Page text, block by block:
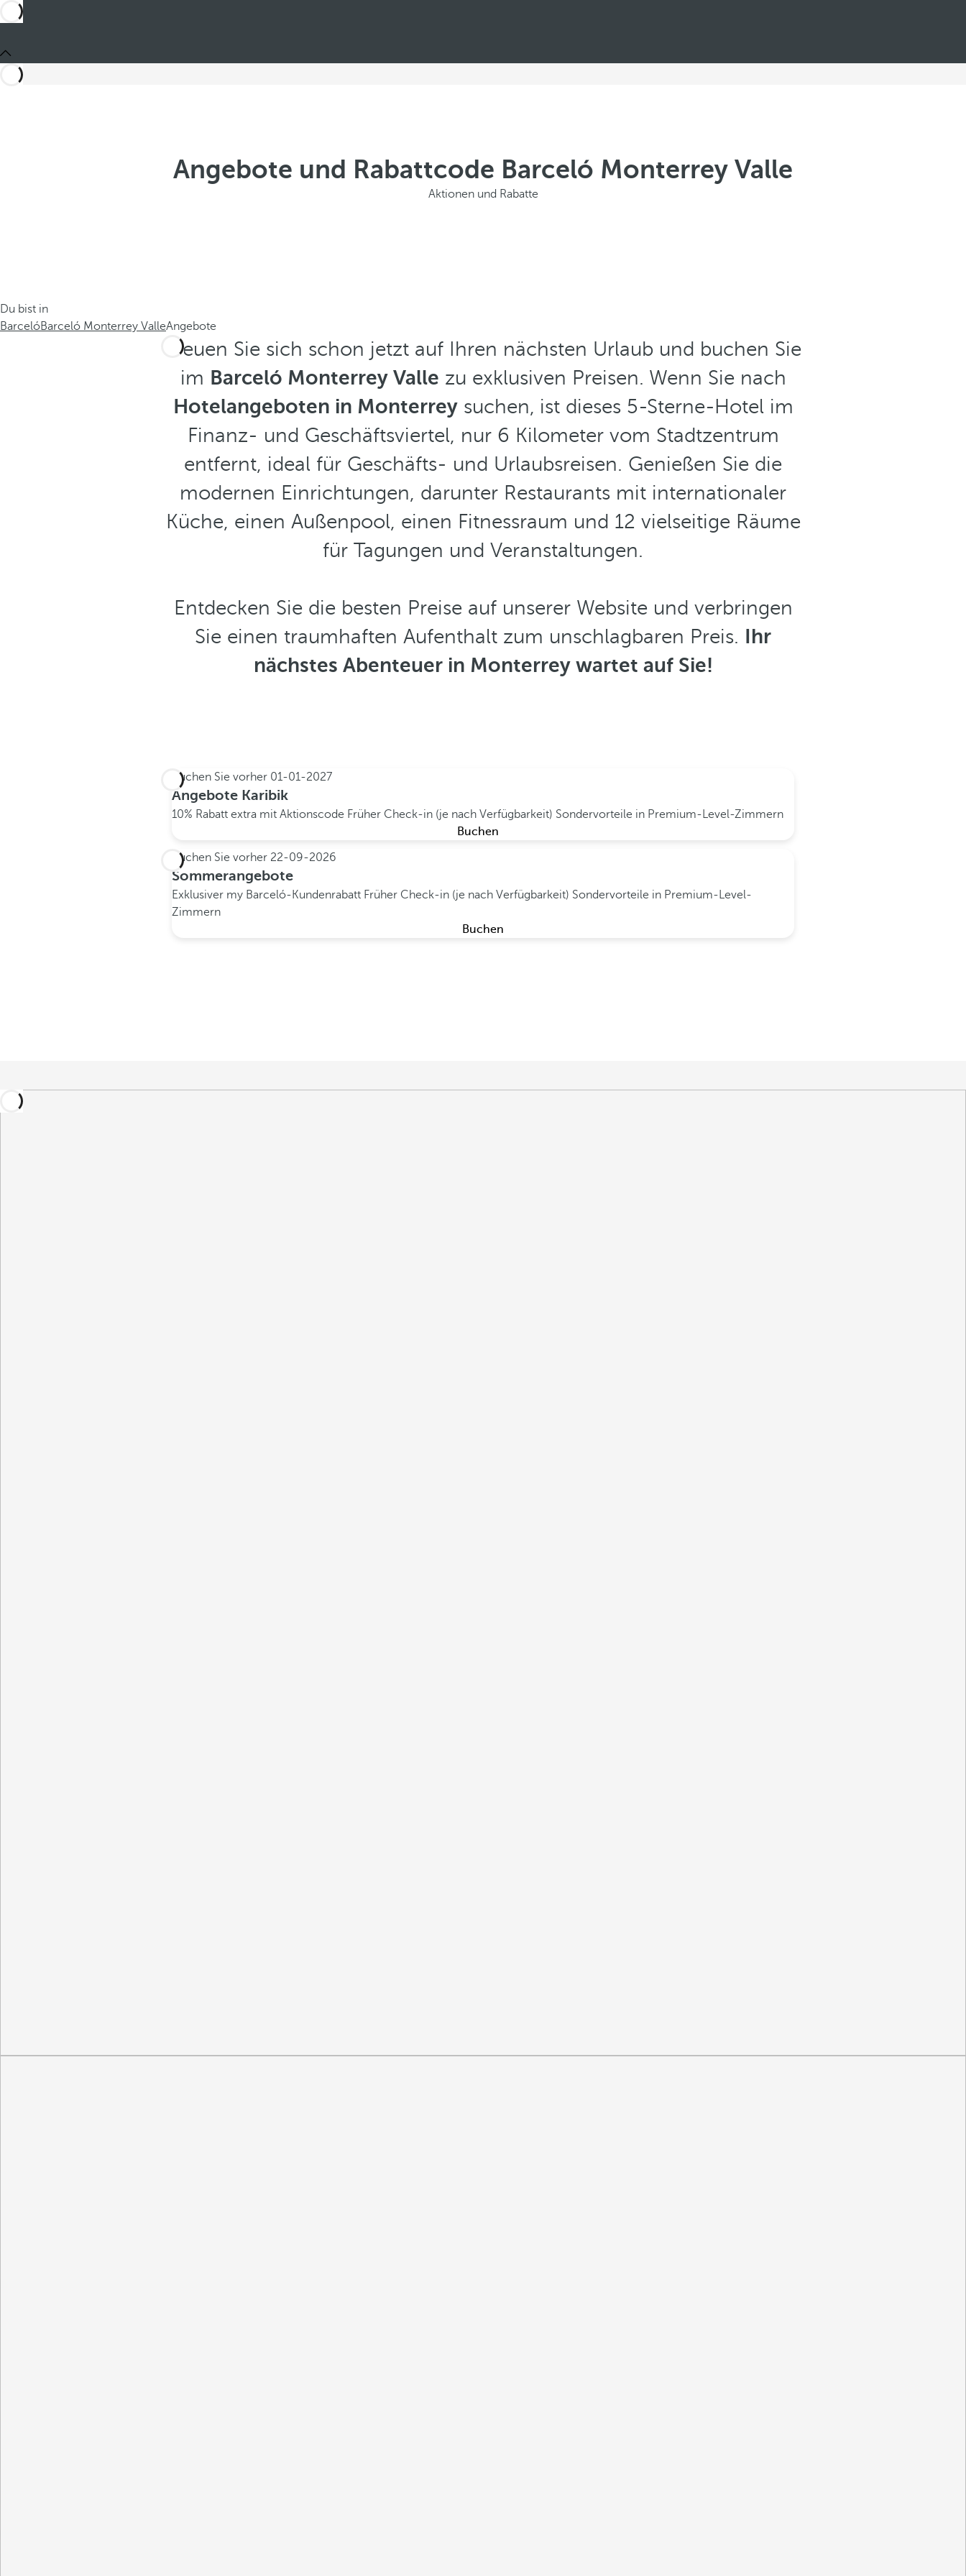
Angebote und Rabattcode Barceló Monterrey Valle
Aktionen und Rabatte
Du bist in
BarcelóBarceló Monterrey ValleAngebote
Freuen Sie sich schon jetzt auf Ihren nächsten Urlaub und buchen Sie
im Barceló Monterrey Valle zu exklusiven Preisen. Wenn Sie nach
Hotelangeboten in Monterreysuchen, ist dieses 5-Sterne-Hotel im
Finanz- und Geschäftsviertel, nur 6 Kilometer vom Stadtzentrum
entfernt, ideal für Geschäfts- und Urlaubsreisen. Genießen Sie die
modernen Einrichtungen, darunter Restaurants mit internationaler
Küche, einen Außenpool, einen Fitnessraum und 12 vielseitige Räume
für Tagungen und Veranstaltungen.
Entdecken Sie die besten Preise auf unserer Website und verbringen
Sie einen traumhaften Aufenthalt zum unschlagbaren Preis. Ihr
nächstes Abenteuer in Monterrey wartet auf Sie!
Buchen Sie vorher 01-01-2027
Angebote Karibik
10% Rabatt extra mit Aktionscode Früher Check-in (je nach Verfügbarkeit) Sondervorteile in Premium-Level-Zimmern
Buchen
Buchen Sie vorher 22-09-2026
Sommerangebote
Exklusiver my Barceló-Kundenrabatt Früher Check-in (je nach Verfügbarkeit) Sondervorteile in Premium-Level-
Zimmern
Buchen